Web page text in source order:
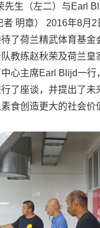
先生（左二）与Earl
者 明章） 2016年8月
了荷兰精武体育基金
教练赵秋荣及荷兰皇
心主席Earl Blijd一行
了座谈，并提出了未
食创造更大的社会价